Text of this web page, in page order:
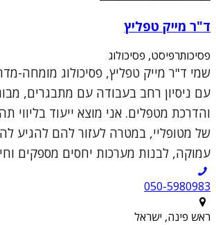
ד"ר מייק טפליץ
פסיכותרפיסט, פסיכולוג
שמי ד"ר מייק טפליץ, פסיכולוג מומחה-
עם ניסיון רחב בעבודה עם מתבגרים,
והדרכת מטפלים. אני מוצא ייעוד בליווי
של מטופליי, במטרה לעזור להם להגיע
עמוקה, לבנות מערכות יחסים מספקים
050-5980983
ראש פינה, ישראל